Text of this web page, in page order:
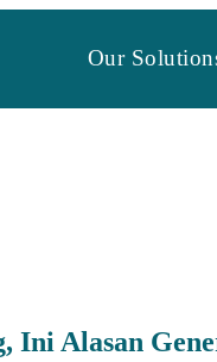
Our
Ini Alasan